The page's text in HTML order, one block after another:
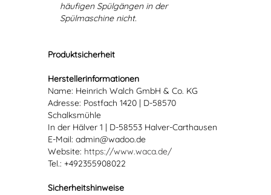
häufigen Spülgängen in der
Spülmaschine nicht.
Produktsicherheit
Herstellerinformationen
Name: Heinrich Walch GmbH & Co. KG
Adresse: Postfach 1420 | D-58570
Schalksmühle
In der Hälver 1 | D-58553 Halver-Carthausen
E-Mail: admin@wadoo.de
Website: https://www.waca.de/
Tel.: +492355908022
Sicherheitshinweise